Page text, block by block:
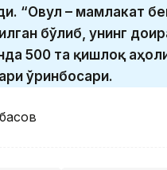
“Овул – мамлакат
бўлиб, унинг
500 та қишлоқ
ўринбосари.